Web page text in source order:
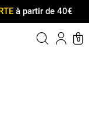
à partir de 40€
0